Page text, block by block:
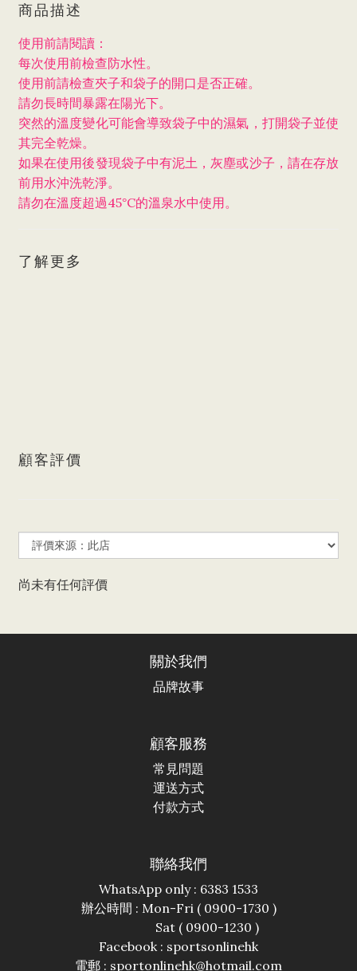
商品描述
使用前請閱讀：
每次使用前檢查防水性。
使用前請檢查夾子和袋子的開口是否正確。
請勿長時間暴露在陽光下。
突然的溫度變化可能會導致袋子中的濕氣，打開袋子並使
其完全乾燥。
如果在使用後發現袋子中有泥土，灰塵或沙子，請在存放
前用水沖洗乾淨。
請勿在溫度超過45°C的溫泉水中使用。
了解更多
顧客評價
尚未有任何評價
關於我們
品牌故事
顧客服務
常見問題
運送方式
付款方式
聯絡我們
WhatsApp only : 6383 1533
辦公時間 : Mon-Fri ( 0900-1730 )
Sat ( 0900-1230 )
Facebook : sportsonlinehk
電郵 : sportonlinehk@hotmail.com